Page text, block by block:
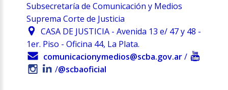
Subsecretaría de Comunicación y Medios
Suprema Corte de Justicia
CASA DE JUSTICIA - Avenida 13 e/ 47 y 48 -
1er. Piso - Oficina 44, La Plata.
comunicacionymedios@scba.gov.ar /
/@scbaoficial